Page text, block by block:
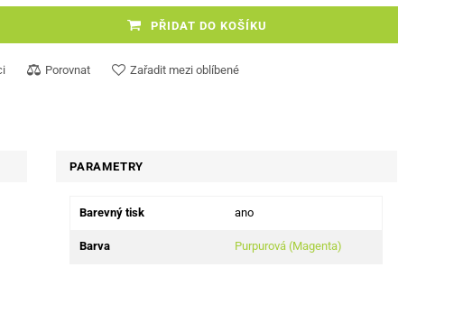
PŘIDAT DO KOŠÍKU
Porovnat Zařadit mezi oblíbené
PARAMETRY
Barevný tisk ano
Barva Purpurová (Magenta)